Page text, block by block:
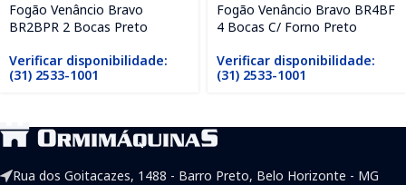
Fogão Venâncio Bravo
BR2BPR 2 Bocas Preto
Verificar disponibilidade:
(31) 2533-1001
Fogão Venâncio Bravo BR4BF
4 Bocas C/ Forno Preto
Verificar disponibilidade:
(31) 2533-1001
Rua dos Goitacazes, 1488 - Barro Preto, Belo Horizonte - MG